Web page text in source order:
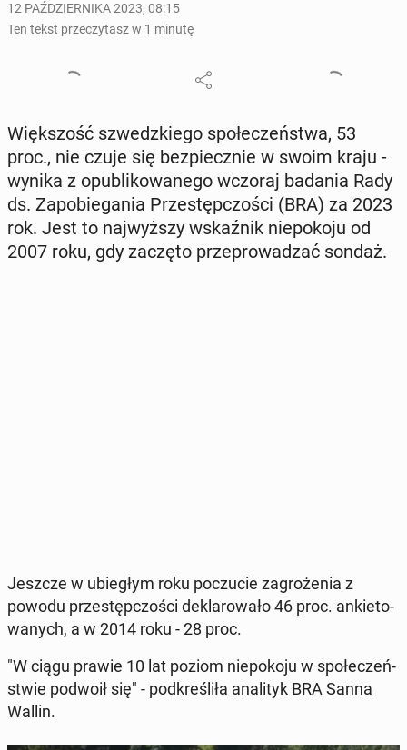
12 PAŹDZIERNIKA 2023, 08:15
Ten tekst przeczytasz w 1 minutę
Więk­szość szwedz­kie­go spo­łe­czeń­stwa, 53
proc., nie czuje się bez­piecz­nie w swoim kraju -
wynika z opu­bli­ko­wa­ne­go wczoraj badania Rady
ds. Za­po­bie­ga­nia Prze­stęp­czo­ści (BRA) za 2023
rok. Jest to naj­wyż­szy wskaź­nik nie­po­ko­ju od
2007 roku, gdy zaczęto prze­pro­wa­dzać sondaż.
Jeszcze w ubie­głym roku po­czu­cie za­gro­że­nia z
powodu prze­stęp­czo­ści de­kla­ro­wa­ło 46 proc. an­kie­to­
wa­nych, a w 2014 roku - 28 proc.
"W ciągu prawie 10 lat poziom nie­po­ko­ju w spo­łe­czeń­
stwie podwoił się" - pod­kre­śli­ła ana­li­tyk BRA Sanna
Wallin.